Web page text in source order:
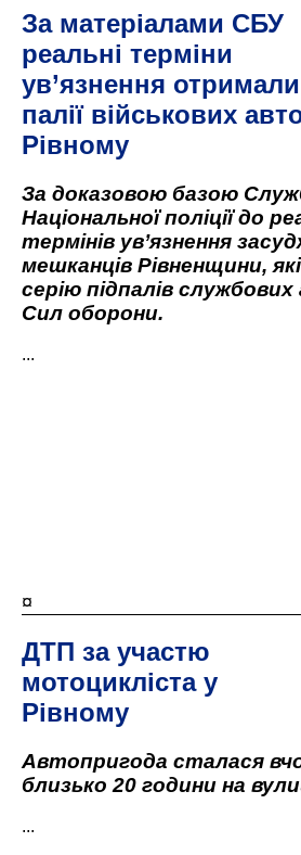
За матеріалами СБУ
реальні терміни
ув’язнення отримали
палії військових
Рівному
За доказовою базою
Національної поліції до
термінів ув’язнення
мешканців Рівненщини,
серію підпалів
Сил оборони.
...
¤
ДТП за участю
мотоцикліста у
Рівному
Автопригода сталася
близько 20 години на
...